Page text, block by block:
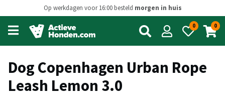
Op werkdagen voor 16:00 besteld morgen in huis
Open
main
menu
0 0
Dog Copenhagen Urban Rope
Leash Lemon 3.0